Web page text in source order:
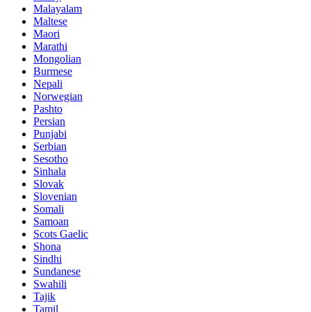
Malayalam
Maltese
Maori
Marathi
Mongolian
Burmese
Nepali
Norwegian
Pashto
Persian
Punjabi
Serbian
Sesotho
Sinhala
Slovak
Slovenian
Somali
Samoan
Scots Gaelic
Shona
Sindhi
Sundanese
Swahili
Tajik
Tamil